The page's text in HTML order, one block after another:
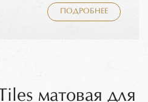
ПОДРОБНЕЕ
матовая для